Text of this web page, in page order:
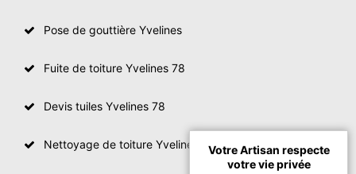
Pose de gouttière Yvelines
Fuite de toiture Yvelines 78
Devis tuiles Yvelines 78
Nettoyage de toiture Yvelines
Votre Artisan respecte
votre vie privée